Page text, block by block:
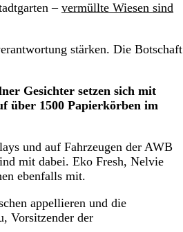
– vermüllte Wiesen sind
stärken. Die Botschaft
Gesichter setzen sich mit
über 1500 Papierkörben im
und auf Fahrzeugen der AWB
mit dabei. Eko Fresh, Nelvie
ebenfalls mit.
appellieren und die
Vorsitzender der